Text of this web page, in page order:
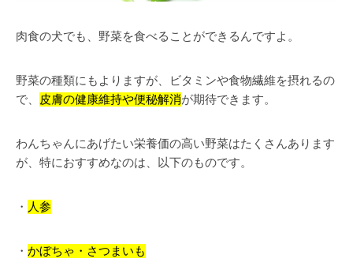
肉食の犬でも、野菜を食べることができるんですよ。
野菜の種類にもよりますが、ビタミンや食物繊維を摂れるの
で、 皮膚の健康維持や便秘解消が期待できます。
わんちゃんにあげたい栄養価の高い野菜はたくさんあります
が、特におすすめなのは、以下のものです。
・ 人参
・ かぼちゃ・さつまいも